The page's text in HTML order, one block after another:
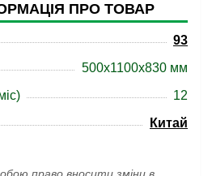
ПРО ТОВАР
93
500x1100x830 мм
12
Китай